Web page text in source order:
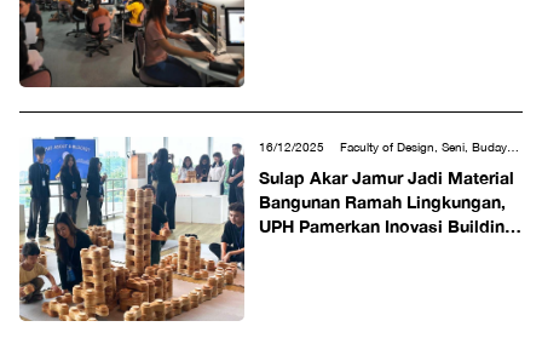
16/12/2025
Sulap Akar Jamur Jadi Material
Bangunan Ramah Lingkungan,
UPH Pamerkan Inovasi Building